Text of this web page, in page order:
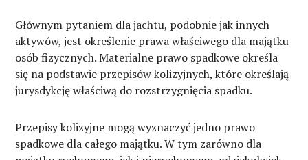
Głównym pytaniem dla jachtu, podobnie jak innych
aktywów, jest określenie prawa właściwego dla majątku
osób fizycznych. Materialne prawo spadkowe określa
się na podstawie przepisów kolizyjnych, które określają
jurysdykcję właściwą do rozstrzygnięcia spadku.
Przepisy kolizyjne mogą wyznaczyć jedno prawo
spadkowe dla całego majątku. W tym zarówno dla